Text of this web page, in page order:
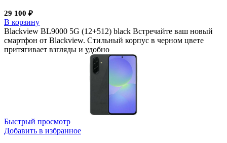
29 100 ₽
В корзину
Blackview BL9000 5G (12+512) black Встречайте ваш новый
смартфон от Blackview. Стильный корпус в черном цвете
притягивает взгляды и удобно
Быстрый просмотр
Добавить в избранное